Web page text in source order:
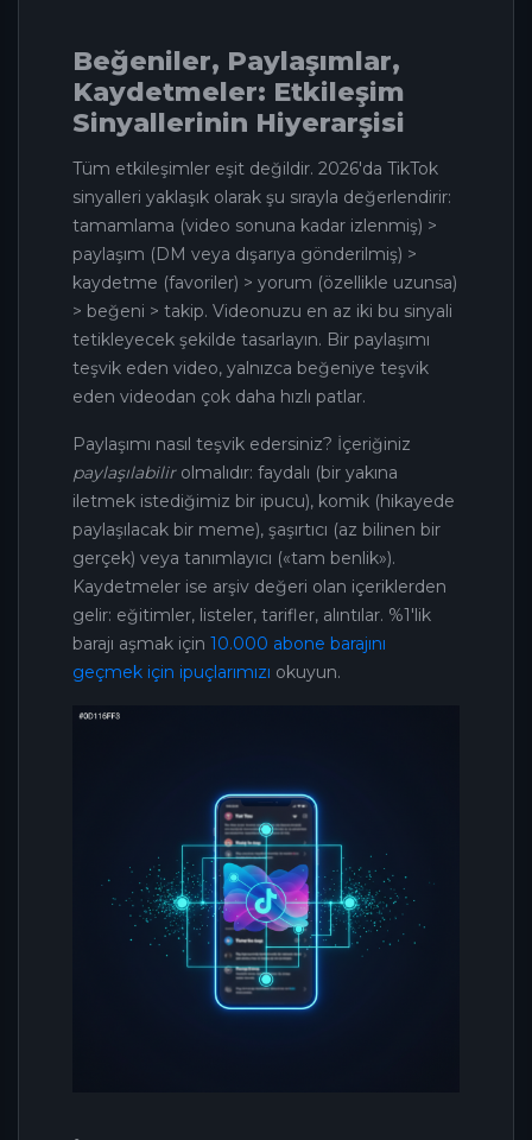
Beğeniler, Paylaşımlar,
Kaydetmeler: Etkileşim
Sinyallerinin Hiyerarşisi
Tüm etkileşimler eşit değildir. 2026'da TikTok
sinyalleri yaklaşık olarak şu sırayla değerlendirir:
tamamlama (video sonuna kadar izlenmiş) >
paylaşım (DM veya dışarıya gönderilmiş) >
kaydetme (favoriler) > yorum (özellikle uzunsa)
> beğeni > takip. Videonuzu en az iki bu sinyali
tetikleyecek şekilde tasarlayın. Bir paylaşımı
teşvik eden video, yalnızca beğeniye teşvik
eden videodan çok daha hızlı patlar.
Paylaşımı nasıl teşvik edersiniz? İçeriğiniz
paylaşılabilirolmalıdır: faydalı (bir yakına
iletmek istediğimiz bir ipucu), komik (hikayede
paylaşılacak bir meme), şaşırtıcı (az bilinen bir
gerçek) veya tanımlayıcı («tam benlik»).
Kaydetmeler ise arşiv değeri olan içeriklerden
gelir: eğitimler, listeler, tarifler, alıntılar. %1'lik
barajı aşmak için 10.000 abone barajını
geçmek için ipuçlarımızı okuyun.